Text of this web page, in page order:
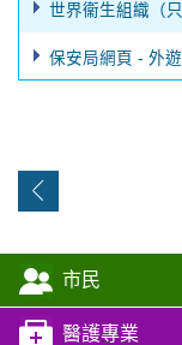
世界衞生組織（
保安局網頁 - 外
市民
醫護專業